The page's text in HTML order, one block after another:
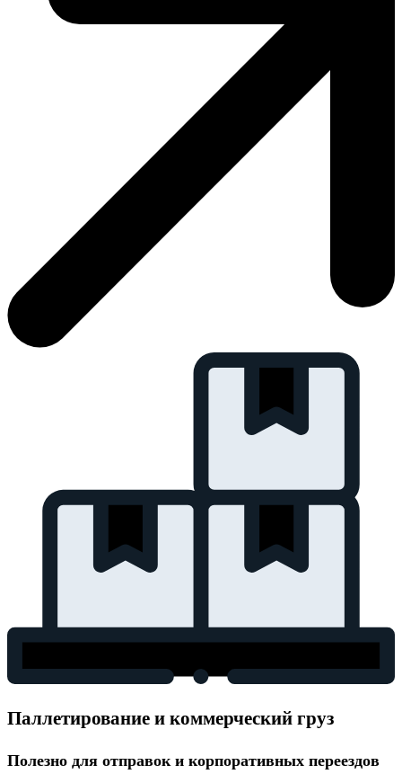
Паллетирование и коммерческий груз
Полезно для отправок и корпоративных переездов